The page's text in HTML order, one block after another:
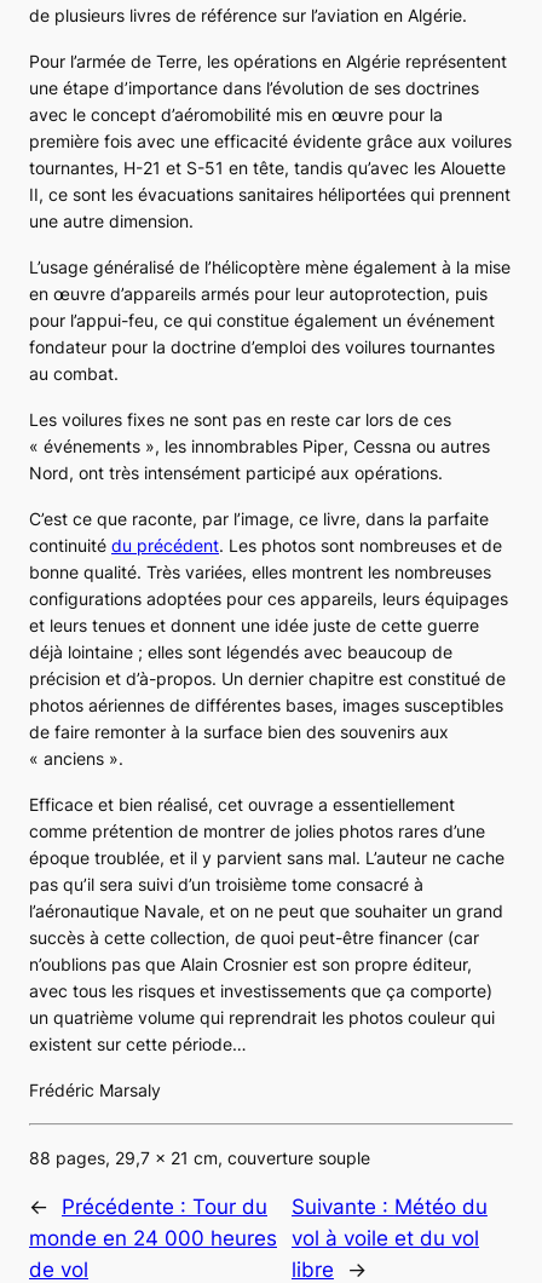
de plusieurs livres de référence sur l’aviation en Algérie.
Pour l’armée de Terre, les opérations en Algérie représentent
une étape d’importance dans l’évolution de ses doctrines
avec le concept d’aéromobilité mis en œuvre pour la
première fois avec une efficacité évidente grâce aux voilures
tournantes, H-21 et S-51 en tête, tandis qu’avec les Alouette
II, ce sont les évacuations sanitaires héliportées qui prennent
une autre dimension.
L’usage généralisé de l’hélicoptère mène également à la mise
en œuvre d’appareils armés pour leur autoprotection, puis
pour l’appui-feu, ce qui constitue également un événement
fondateur pour la doctrine d’emploi des voilures tournantes
au combat.
Les voilures fixes ne sont pas en reste car lors de ces
« événements », les innombrables Piper, Cessna ou autres
Nord, ont très intensément participé aux opérations.
C’est ce que raconte, par l’image, ce livre, dans la parfaite
continuité du précédent. Les photos sont nombreuses et de
bonne qualité. Très variées, elles montrent les nombreuses
configurations adoptées pour ces appareils, leurs équipages
et leurs tenues et donnent une idée juste de cette guerre
déjà lointaine ; elles sont légendés avec beaucoup de
précision et d’à-propos. Un dernier chapitre est constitué de
photos aériennes de différentes bases, images susceptibles
de faire remonter à la surface bien des souvenirs aux
« anciens ».
Efficace et bien réalisé, cet ouvrage a essentiellement
comme prétention de montrer de jolies photos rares d’une
époque troublée, et il y parvient sans mal. L’auteur ne cache
pas qu’il sera suivi d’un troisième tome consacré à
l’aéronautique Navale, et on ne peut que souhaiter un grand
succès à cette collection, de quoi peut-être financer (car
n’oublions pas que Alain Crosnier est son propre éditeur,
avec tous les risques et investissements que ça comporte)
un quatrième volume qui reprendrait les photos couleur qui
existent sur cette période…
Frédéric Marsaly
88 pages, 29,7 x 21 cm, couverture souple
← Précédente : Tour du
monde en 24 000 heures
de vol
Suivante : Météo du
vol à voile et du vol
libre
→